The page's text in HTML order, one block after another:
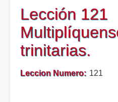
Lección 121
trinitarias.
Leccion Numero 121